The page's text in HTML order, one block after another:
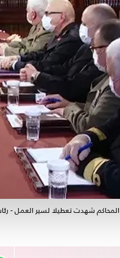
المحاكم شهدت تعطيلا لسير العمل -